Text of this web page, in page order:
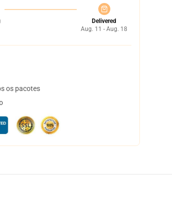
Delivered
Aug. 11 - Aug. 18
os pacotes